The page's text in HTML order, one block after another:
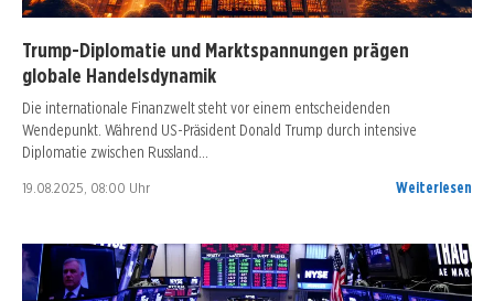
Trump-Diplomatie und Marktspannungen prägen
globale Handelsdynamik
Die internationale Finanzwelt steht vor einem entscheidenden
Wendepunkt. Während US-Präsident Donald Trump durch intensive
Diplomatie zwischen Russland…
19.08.2025, 08:00 Uhr Weiterlesen